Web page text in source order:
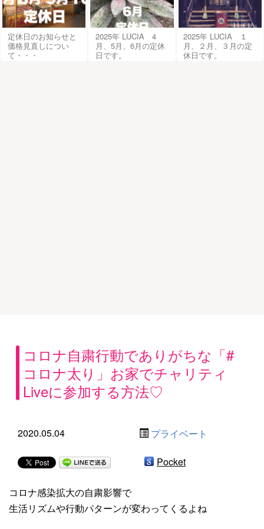
定休日のお知らせと
価格見直しについ
て・・・
2025年 LUCIA 4
月、5月、6月の定休
日です。
2025年 LUCIA １
月、２月、３月の定
休日です。
コロナ自粛行動でありがちな「#
コロナ太り」お家でチャリティ
Liveに参加する方法♡
2020.05.04 プライベート
Pocket
コロナ感染拡大の自粛影響で
生活リズムや行動パターンが変わってくるよね